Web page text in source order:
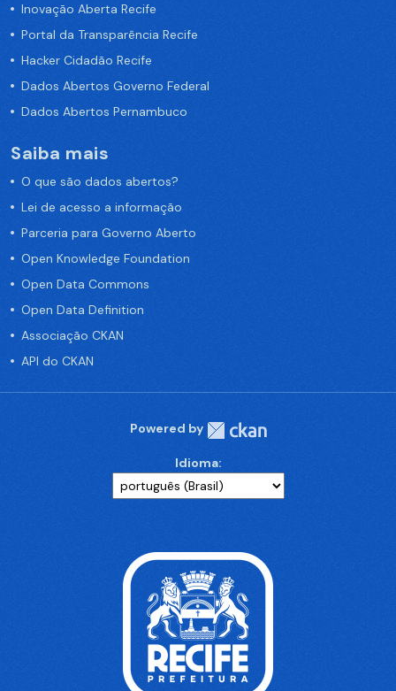
Inovação Aberta Recife
Portal da Transparência Recife
Hacker Cidadão Recife
Dados Abertos Governo Federal
Dados Abertos Pernambuco
Saiba mais
O que são dados abertos?
Lei de acesso a informação
Parceria para Governo Aberto
Open Knowledge Foundation
Open Data Commons
Open Data Definition
Associação CKAN
API do CKAN
Powered by
Idioma